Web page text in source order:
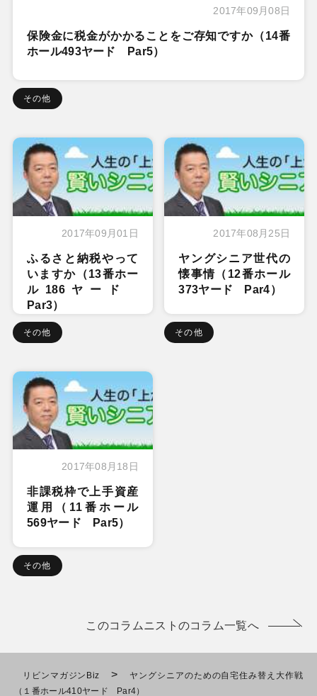
2017年09月08日
保険金に税金がかかることをご存知ですか（14番
ホール493ヤード Par5）
その他
2017年09月01日
ふるさと納税やって
いますか（13番ホー
ル186ヤード
Par3）
その他
2017年08月25日
ヤングシニア世代の
懐事情（12番ホール
373ヤード Par4）
その他
2017年08月18日
非課税枠で上手資産
運用（11番ホール
569ヤード Par5）
その他
このコラムニストのコラム一覧へ
リビンマガジンBiz >
ヤングシニアのための自宅住み替え大作戦
（１番ホール410ヤード Par4）